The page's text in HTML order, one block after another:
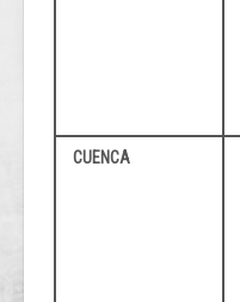
CUENCA